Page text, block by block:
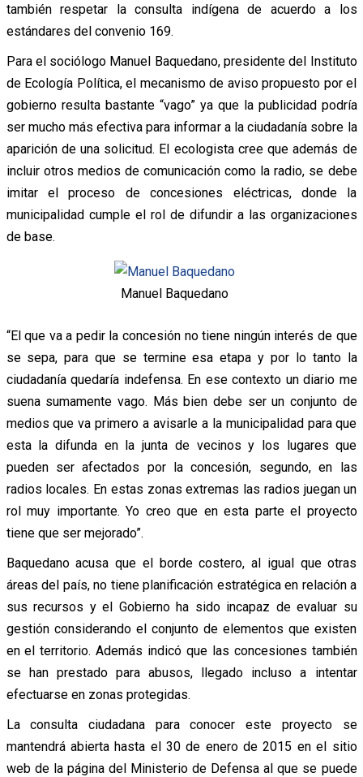
también respetar la consulta indígena de acuerdo a los
estándares del convenio 169.
Para el sociólogo Manuel Baquedano, presidente del Instituto
de Ecología Política, el mecanismo de aviso propuesto por el
gobierno resulta bastante “vago” ya que la publicidad podría
ser mucho más efectiva para informar a la ciudadanía sobre la
aparición de una solicitud. El ecologista cree que además de
incluir otros medios de comunicación como la radio, se debe
imitar el proceso de concesiones eléctricas, donde la
municipalidad cumple el rol de difundir a las organizaciones
de base.
Manuel Baquedano
“El que va a pedir la concesión no tiene ningún interés de que
se sepa, para que se termine esa etapa y por lo tanto la
ciudadanía quedaría indefensa. En ese contexto un diario me
suena sumamente vago. Más bien debe ser un conjunto de
medios que va primero a avisarle a la municipalidad para que
esta la difunda en la junta de vecinos y los lugares que
pueden ser afectados por la concesión, segundo, en las
radios locales. En estas zonas extremas las radios juegan un
rol muy importante. Yo creo que en esta parte el proyecto
tiene que ser mejorado”.
Baquedano acusa que el borde costero, al igual que otras
áreas del país, no tiene planificación estratégica en relación a
sus recursos y el Gobierno ha sido incapaz de evaluar su
gestión considerando el conjunto de elementos que existen
en el territorio. Además indicó que las concesiones también
se han prestado para abusos, llegado incluso a intentar
efectuarse en zonas protegidas.
La consulta ciudadana para conocer este proyecto se
mantendrá abierta hasta el 30 de enero de 2015 en el sitio
web de la página del Ministerio de Defensa al que se puede